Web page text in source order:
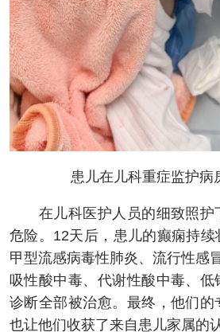
患儿在儿科重症监护病
在儿科医护人员的细致照护
危险。12天后，患儿的癫痫持续
甲型流感病毒性肺炎、流行性感
吸性酸中毒、代谢性酸中毒、
诊断全部被治愈。最终，他们的
也让他们收获了来自患儿家属的